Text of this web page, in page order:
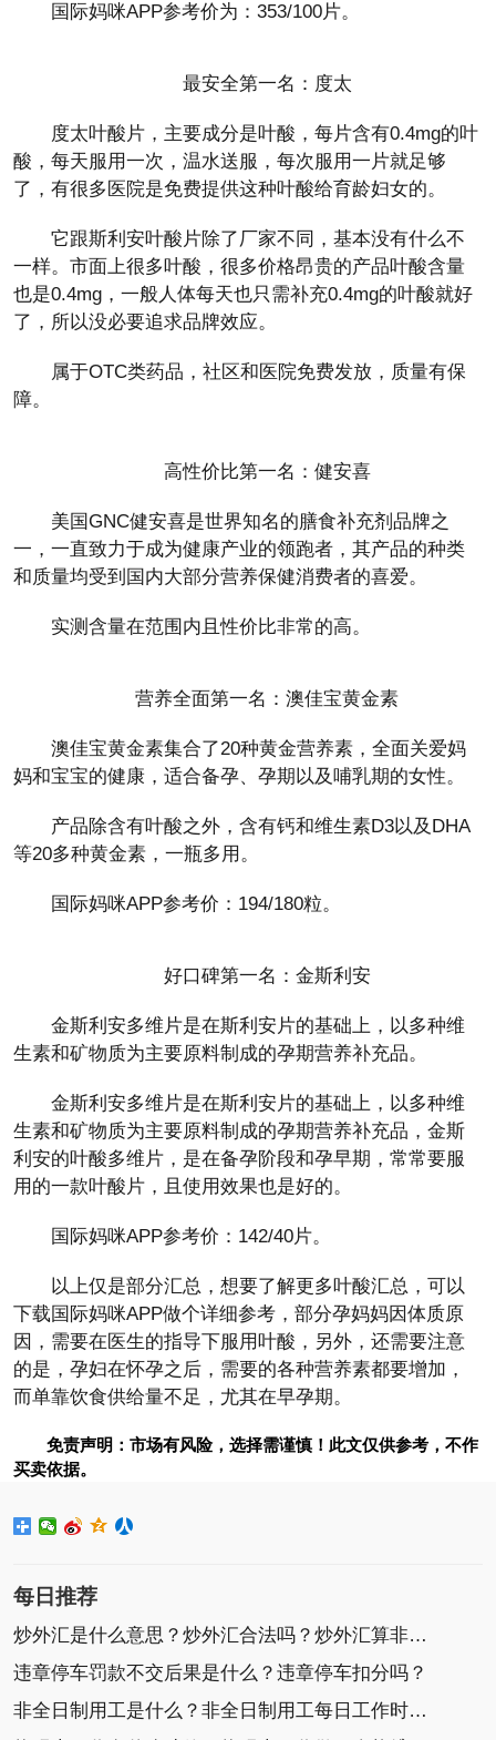
国际妈咪APP参考价为：353/100片。
最安全第一名：度太
度太叶酸片，主要成分是叶酸，每片含有0.4mg的叶
酸，每天服用一次，温水送服，每次服用一片就足够
了，有很多医院是免费提供这种叶酸给育龄妇女的。
它跟斯利安叶酸片除了厂家不同，基本没有什么不
一样。市面上很多叶酸，很多价格昂贵的产品叶酸含量
也是0.4mg，一般人体每天也只需补充0.4mg的叶酸就好
了，所以没必要追求品牌效应。
属于OTC类药品，社区和医院免费发放，质量有保
障。
高性价比第一名：健安喜
美国GNC健安喜是世界知名的膳食补充剂品牌之
一，一直致力于成为健康产业的领跑者，其产品的种类
和质量均受到国内大部分营养保健消费者的喜爱。
实测含量在范围内且性价比非常的高。
营养全面第一名：澳佳宝黄金素
澳佳宝黄金素集合了20种黄金营养素，全面关爱妈
妈和宝宝的健康，适合备孕、孕期以及哺乳期的女性。
产品除含有叶酸之外，含有钙和维生素D3以及DHA
等20多种黄金素，一瓶多用。
国际妈咪APP参考价：194/180粒。
好口碑第一名：金斯利安
金斯利安多维片是在斯利安片的基础上，以多种维
生素和矿物质为主要原料制成的孕期营养补充品。
金斯利安多维片是在斯利安片的基础上，以多种维
生素和矿物质为主要原料制成的孕期营养补充品，金斯
利安的叶酸多维片，是在备孕阶段和孕早期，常常要服
用的一款叶酸片，且使用效果也是好的。
国际妈咪APP参考价：142/40片。
以上仅是部分汇总，想要了解更多叶酸汇总，可以
下载国际妈咪APP做个详细参考，部分孕妈妈因体质原
因，需要在医生的指导下服用叶酸，另外，还需要注意
的是，孕妇在怀孕之后，需要的各种营养素都要增加，
而单靠饮食供给量不足，尤其在早孕期。
免责声明：市场有风险，选择需谨慎！此文仅供参考，不作
买卖依据。
每日推荐
炒外汇是什么意思？炒外汇合法吗？炒外汇算非法集
违章停车罚款不交后果是什么？违章停车扣分吗？
非全日制用工是什么？非全日制用工每日工作时间不